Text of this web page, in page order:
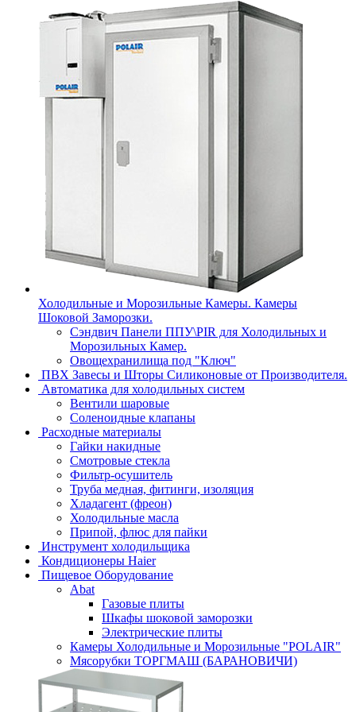
Холодильные и Морозильные Камеры. Камеры
Шоковой Заморозки.
Сэндвич Панели ППУ\PIR для Холодильных и
Морозильных Камер.
Овощехранилища под "Ключ"
ПВХ Завесы и Шторы Силиконовые от Производителя.
Автоматика для холодильных систем
Вентили шаровые
Соленоидные клапаны
Расходные материалы
Гайки накидные
Смотровые стекла
Фильтр-осушитель
Труба медная, фитинги, изоляция
Хладагент (фреон)
Холодильные масла
Припой, флюс для пайки
Инструмент холодильщика
Кондиционеры Haier
Пищевое Оборудование
Abat
Газовые плиты
Шкафы шоковой заморозки
Электрические плиты
Камеры Холодильные и Морозильные "POLAIR"
Мясорубки ТОРГМАШ (БАРАНОВИЧИ)